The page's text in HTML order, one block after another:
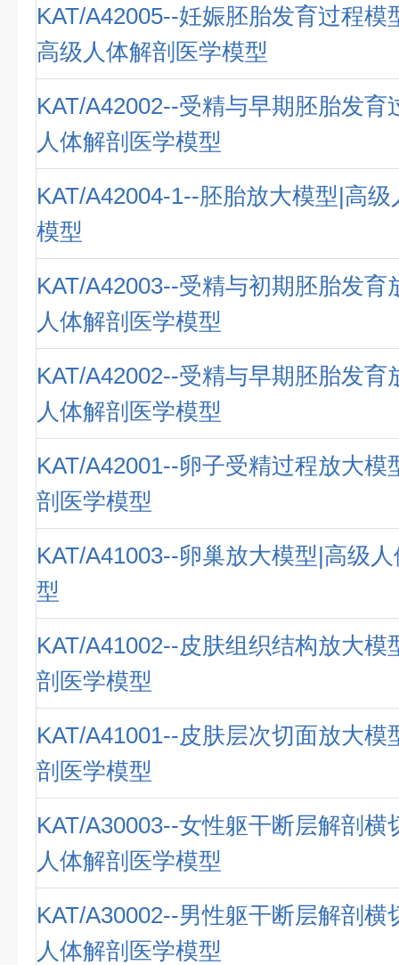
KAT/A42005--妊娠胚胎发育过程模
高级人体解剖医学模型
KAT/A42002--受精与早期胚胎发育
人体解剖医学模型
KAT/A42004-1--胚胎放大模型|高
模型
KAT/A42003--受精与初期胚胎发育
人体解剖医学模型
KAT/A42002--受精与早期胚胎发育
人体解剖医学模型
KAT/A42001--卵子受精过程放大模
剖医学模型
KAT/A41003--卵巢放大模型|高级
型
KAT/A41002--皮肤组织结构放大模
剖医学模型
KAT/A41001--皮肤层次切面放大模
剖医学模型
KAT/A30003--女性躯干断层解剖横
人体解剖医学模型
KAT/A30002--男性躯干断层解剖横
人体解剖医学模型